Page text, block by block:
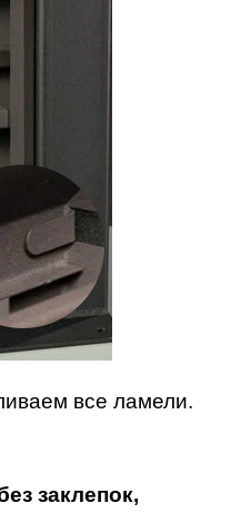
все ламели.
заклепок,